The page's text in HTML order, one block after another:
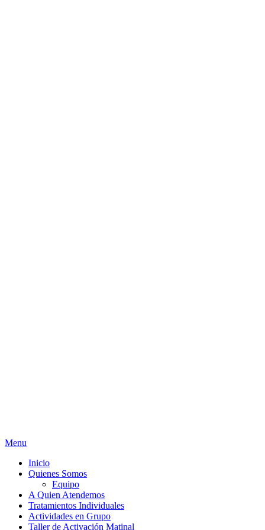
Menu
Inicio
Quienes Somos
Equipo
A Quien Atendemos
Tratamientos Individuales
Actividades en Grupo
Taller de Activación Matinal